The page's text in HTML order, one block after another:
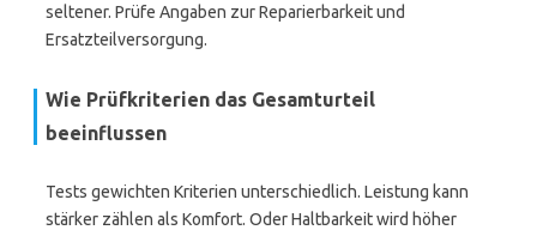
seltener. Prüfe Angaben zur Reparierbarkeit und
Ersatzteilversorgung.
Wie Prüfkriterien das Gesamturteil
beeinflussen
Tests gewichten Kriterien unterschiedlich. Leistung kann
stärker zählen als Komfort. Oder Haltbarkeit wird höher